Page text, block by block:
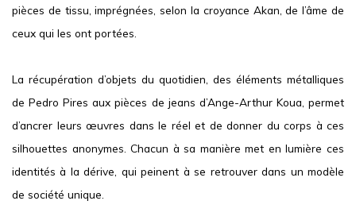
pièces de tissu, imprégnées, selon la croyance Akan, de l’âme de
ceux qui les ont portées.
La récupération d’objets du quotidien, des éléments métalliques
de Pedro Pires aux pièces de jeans d’Ange-Arthur Koua, permet
d’ancrer leurs œuvres dans le réel et de donner du corps à ces
silhouettes anonymes. Chacun à sa manière met en lumière ces
identités à la dérive, qui peinent à se retrouver dans un modèle
de société unique.